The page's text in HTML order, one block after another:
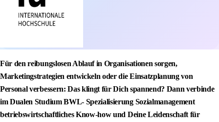
Für den reibungslosen Ablauf in Organisationen sorgen,
Marketingstrategien entwickeln oder die Einsatzplanung von
Personal verbessern: Das klingt für Dich spannend? Dann verbinde
im Dualen Studium BWL- Spezialisierung Sozialmanagement
betriebswirtschaftliches Know-how und Deine Leidenschaft für